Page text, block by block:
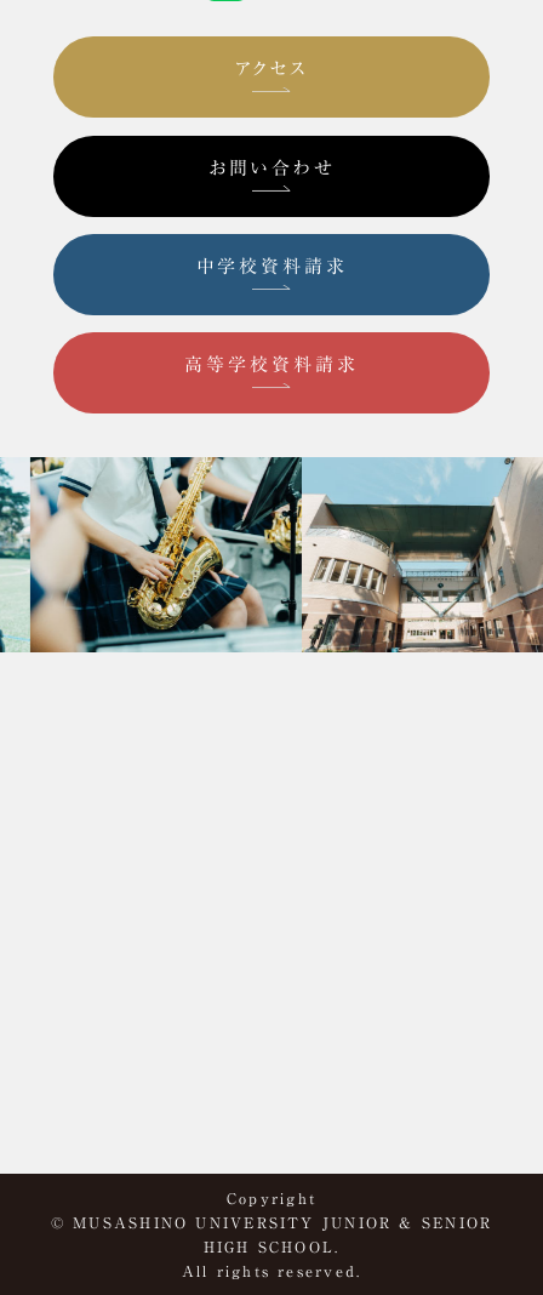
アクセス
お問い合わせ
中学校資料請求
高等学校資料請求
Copyright
© MUSASHINO UNIVERSITY JUNIOR & SENIOR
HIGH SCHOOL.
All rights reserved.